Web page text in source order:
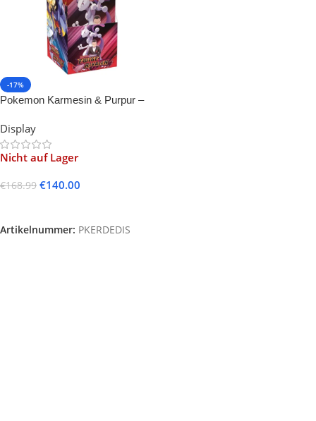
-17%
Pokemon Karmesin & Purpur –
Display
Nicht auf Lager
€168.99 €140.00
Artikelnummer: PKERDEDIS